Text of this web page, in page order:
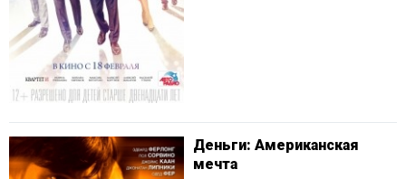
Деньги: Американская
мечта